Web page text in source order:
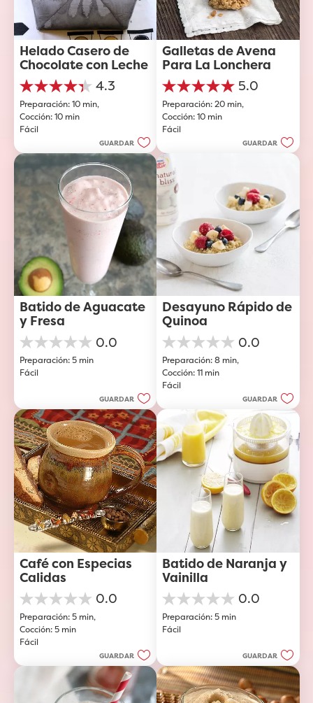
Helado Casero de
Chocolate con Leche
4.3
4.3
de
5
estrellas.
reseñas
Preparación: 10 min,
Cocción: 10 min
Fácil
GUARDAR
Galletas de Avena
Para La Lonchera
5.0
5.0
de
5
estrellas.
reseñas
Preparación: 20 min,
Cocción: 10 min
Fácil
GUARDAR
Batido de Aguacate
y Fresa
0.0
0.0
de
5
Preparación: 5 min
Fácil
GUARDAR
Desayuno Rápido de
Quinoa
0.0
0.0
de
5
estrellas.
Preparación: 8 min,
Cocción: 11 min
Fácil
GUARDAR
Café con Especias
Calidas
0.0
0.0
de
5
estrellas.
Preparación: 5 min,
Cocción: 5 min
Fácil
GUARDAR
Batido de Naranja y
Vainilla
0.0
0.0
de
5
Preparación: 5 min
Fácil
GUARDAR